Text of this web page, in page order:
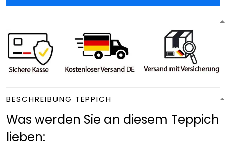
BESCHREIBUNG TEPPICH
Was werden Sie an diesem Teppich
lieben: